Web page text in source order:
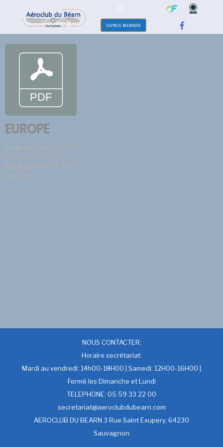
ESPACE MEMBRE
EUROPE
Taille du fichier: 0.00 B
Créé: 29-01-2022
Mis à jour: 29-01-2022
Succès: 17
NOUS CONTACTER:
Horaire secrétariat:
Mardi au vendredi: 14h00-18H00 | Samedi: 12H00-16H00 |
Fermé les Dimanche et Lundi
TELEPHONE: 05 59 33 22 00
secretariat@aeroclubdubearn.com
AEROCLUB DU BEARN 3 Rue Saint Exupery, 64230
Sauvagnon